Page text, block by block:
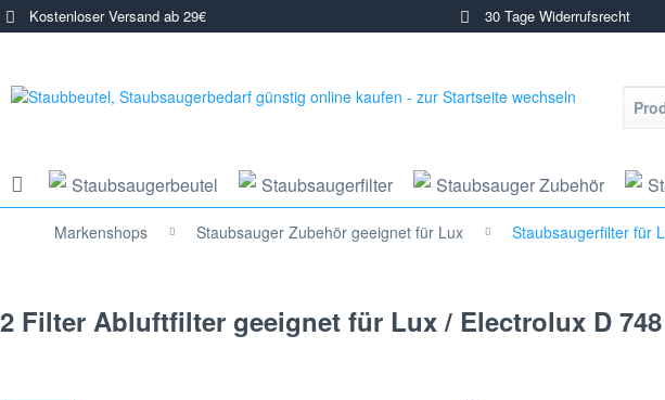
Kostenloser Versand ab 29€ 30 Tage Widerrufsrecht
Staubsaugerbeutel Staubsaugerfilter Staubsauger Zubehör
Markenshops Staubsauger Zubehör geeignet für Lux Staubsaugerfilter für
2 Filter Abluftfilter geeignet für Lux / Electrolux D 748